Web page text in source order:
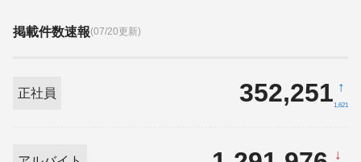
掲載件数速報(07/20更新)
正社員 352,251 ↑
1,621
↓